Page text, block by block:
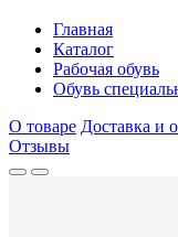
Главная
Каталог
Рабочая обувь
Обувь
О товаре Доставка и
Отзывы